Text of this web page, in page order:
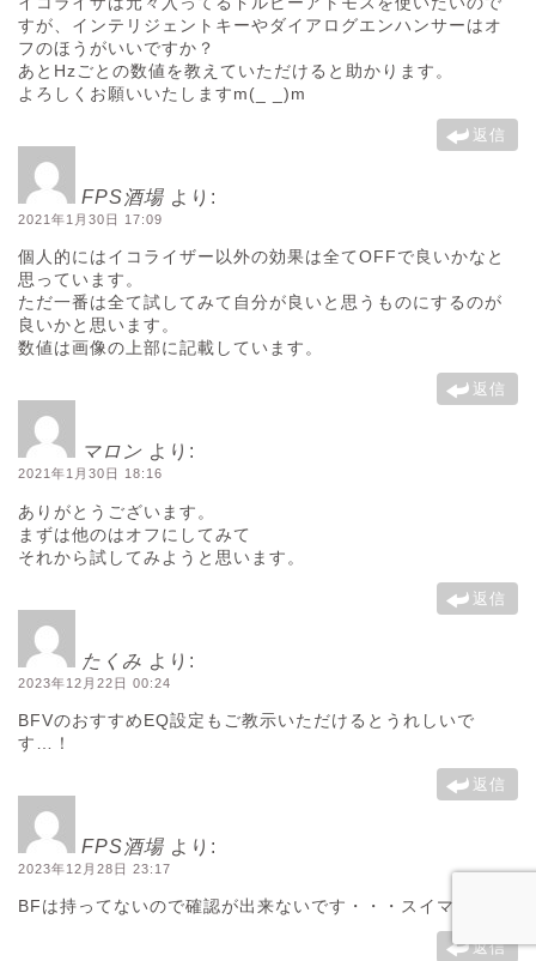
すが、インテリジェントキーやダイアログエンハンサーはオ
フのほうがいいですか？
あとHzごとの数値を教えていただけると助かります。
よろしくお願いいたしますm(_ _)m
返信
FPS酒場 より:
2021年1月30日 17:09
個人的にはイコライザー以外の効果は全てOFFで良いかなと
思っています。
ただ一番は全て試してみて自分が良いと思うものにするのが
良いかと思います。
数値は画像の上部に記載しています。
返信
マロン より:
2021年1月30日 18:16
ありがとうございます。
まずは他のはオフにしてみて
それから試してみようと思います。
返信
たくみ より:
2023年12月22日 00:24
BFVのおすすめEQ設定もご教示いただけるとうれしいで
す…！
返信
FPS酒場 より:
2023年12月28日 23:17
BFは持ってないので確認が出来ないです・・・スイマセン；
返信